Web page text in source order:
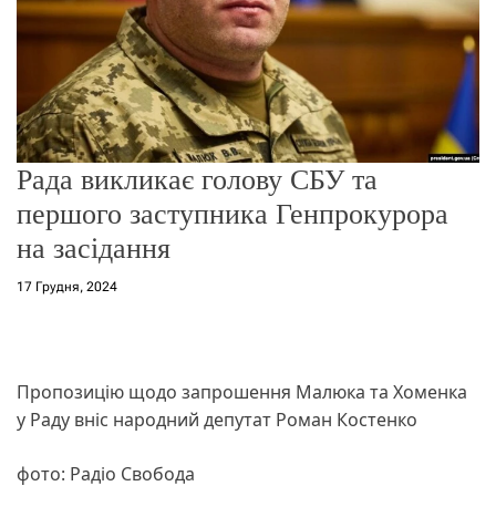
Рада викликає голову СБУ та
першого заступника Генпрокурора
на засідання
17 Грудня, 2024
Пропозицію щодо запрошення Малюка та Хоменка
у Раду вніс народний депутат Роман Костенко
фото: Радіо Свобода